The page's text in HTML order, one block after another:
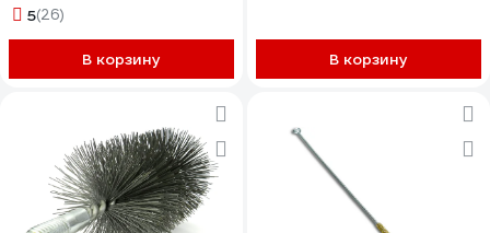
М12 резьба (14-340)
технологических отверстий,
котлов, чистка
5(26)
В корзину В корзину